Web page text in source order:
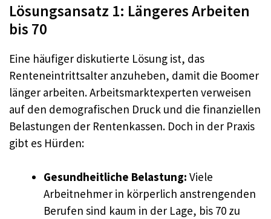
Lösungsansatz 1: Längeres Arbeiten
bis 70
Eine häufiger diskutierte Lösung ist, das
Renteneintrittsalter anzuheben, damit die Boomer
länger arbeiten. Arbeitsmarktexperten verweisen
auf den demografischen Druck und die finanziellen
Belastungen der Rentenkassen. Doch in der Praxis
gibt es Hürden:
Gesundheitliche Belastung: Viele
Arbeitnehmer in körperlich anstrengenden
Berufen sind kaum in der Lage, bis 70 zu